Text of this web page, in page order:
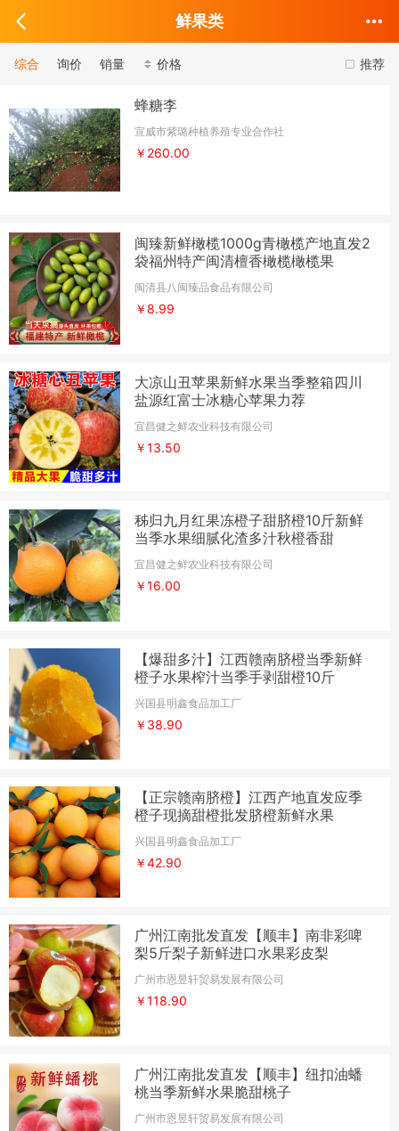
鲜果类
推荐
综合 询价 销量 价格
蜂糖李
宣威市紫璐种植养殖专业合作社
￥260.00
闽臻新鲜橄榄1000g青橄榄产地直发2
袋福州特产闽清檀香橄榄橄榄果
闽清县八闽臻品食品有限公司
￥8.99
大凉山丑苹果新鲜水果当季整箱四川
盐源红富士冰糖心苹果力荐
宜昌健之鲜农业科技有限公司
￥13.50
秭归九月红果冻橙子甜脐橙10斤新鲜
当季水果细腻化渣多汁秋橙香甜
宜昌健之鲜农业科技有限公司
￥16.00
【爆甜多汁】江西赣南脐橙当季新鲜
橙子水果榨汁当季手剥甜橙10斤
兴国县明鑫食品加工厂
￥38.90
【正宗赣南脐橙】江西产地直发应季
橙子现摘甜橙批发脐橙新鲜水果
兴国县明鑫食品加工厂
￥42.90
广州江南批发直发【顺丰】南非彩啤
梨5斤梨子新鲜进口水果彩皮梨
广州市恩昱轩贸易发展有限公司
￥118.90
广州江南批发直发【顺丰】纽扣油蟠
桃当季新鲜水果脆甜桃子
广州市恩昱轩贸易发展有限公司